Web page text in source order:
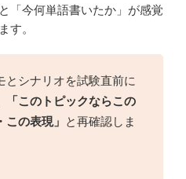
「今何単語書いたか」が感覚
す。
とシナリオを試験直前に
「このトピックならこの
この表現」 と再確認しま